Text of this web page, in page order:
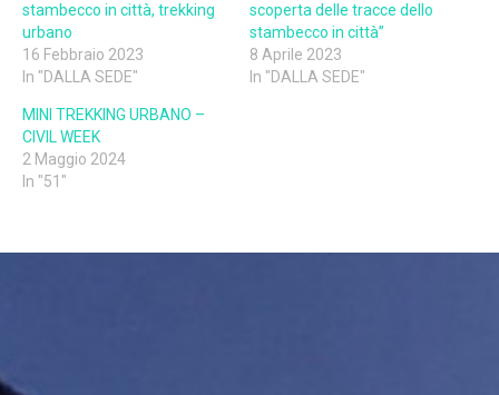
stambecco in città, trekking
urbano
16 Febbraio 2023
In "DALLA SEDE"
scoperta delle tracce dello
stambecco in città”
8 Aprile 2023
In "DALLA SEDE"
MINI TREKKING URBANO –
CIVIL WEEK
2 Maggio 2024
In "51"